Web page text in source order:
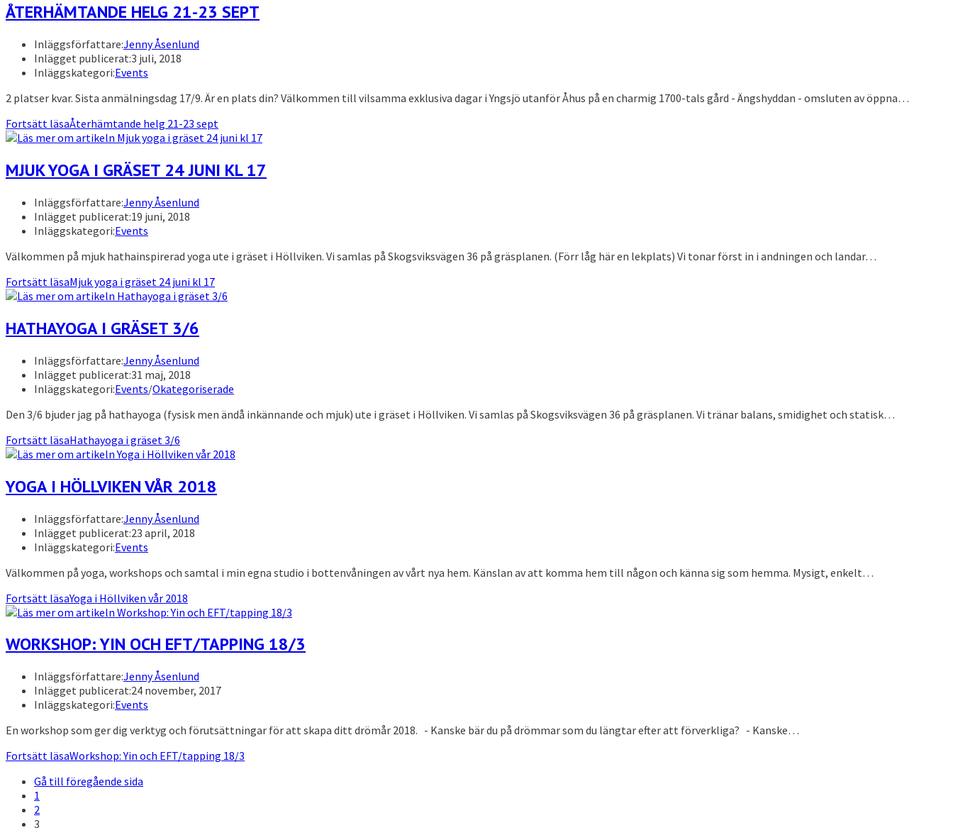
ÅTERHÄMTANDE HELG 21-23 SEPT
Inläggsförfattare:Jenny Åsenlund
Inlägget publicerat:3 juli, 2018
Inläggskategori:Events
2 platser kvar. Sista anmälningsdag 17/9. Är en plats din? Välkommen till vilsamma exklusiva dagar i Yngsjö utanför Åhus på en charmig 1700-tals gård - Ängshyddan - omsluten av öppna…
Fortsätt läsaÅterhämtande helg 21-23 sept
MJUK YOGA I GRÄSET 24 JUNI KL 17
Inläggsförfattare:Jenny Åsenlund
Inlägget publicerat:19 juni, 2018
Inläggskategori:Events
Välkommen på mjuk hathainspirerad yoga ute i gräset i Höllviken. Vi samlas på Skogsviksvägen 36 på gräsplanen. (Förr låg här en lekplats) Vi tonar först in i andningen och landar…
Fortsätt läsaMjuk yoga i gräset 24 juni kl 17
HATHAYOGA I GRÄSET 3/6
Inläggsförfattare:Jenny Åsenlund
Inlägget publicerat:31 maj, 2018
Inläggskategori:Events/Okategoriserade
Den 3/6 bjuder jag på hathayoga (fysisk men ändå inkännande och mjuk) ute i gräset i Höllviken. Vi samlas på Skogsviksvägen 36 på gräsplanen. Vi tränar balans, smidighet och statisk…
Fortsätt läsaHathayoga i gräset 3/6
YOGA I HÖLLVIKEN VÅR 2018
Inläggsförfattare:Jenny Åsenlund
Inlägget publicerat:23 april, 2018
Inläggskategori:Events
Välkommen på yoga, workshops och samtal i min egna studio i bottenvåningen av vårt nya hem. Känslan av att komma hem till någon och känna sig som hemma. Mysigt, enkelt…
Fortsätt läsaYoga i Höllviken vår 2018
WORKSHOP: YIN OCH EFT/TAPPING 18/3
Inläggsförfattare:Jenny Åsenlund
Inlägget publicerat:24 november, 2017
Inläggskategori:Events
En workshop som ger dig verktyg och förutsättningar för att skapa ditt drömår 2018. - Kanske bär du på drömmar som du längtar efter att förverkliga? - Kanske…
Fortsätt läsaWorkshop: Yin och EFT/tapping 18/3
Gå till föregående sida
1
2
3